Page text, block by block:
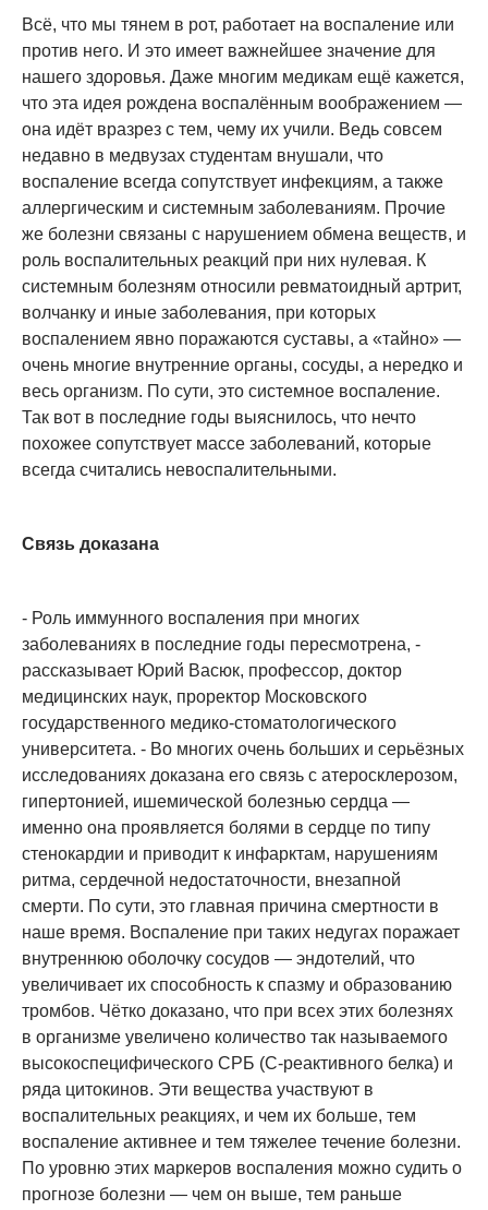
Всё, что мы тянем в рот, работает на воспаление или
против него. И это имеет важнейшее значение для
нашего здоровья. Даже многим медикам ещё кажется,
что эта идея рождена воспалённым воображением —
она идёт вразрез с тем, чему их учили. Ведь совсем
недавно в медвузах студентам внушали, что
воспаление всегда сопутствует инфекциям, а также
аллергическим и системным заболеваниям. Прочие
же болезни связаны с нарушением обмена веществ, и
роль воспалительных реакций при них нулевая. К
системным болезням относили ревматоидный артрит,
волчанку и иные заболевания, при которых
воспалением явно поражаются суставы, а «тайно» —
очень многие внутренние органы, сосуды, а нередко и
весь организм. По сути, это системное воспаление.
Так вот в последние годы выяснилось, что нечто
похожее сопутствует массе заболеваний, которые
всегда считались невоспалительными.
Связь доказана
- Роль иммунного воспаления при многих
заболеваниях в последние годы пересмотрена, -
рассказывает Юрий Васюк, профессор, доктор
медицинских наук, проректор Московского
государственного медико-стоматологического
университета. - Во многих очень больших и серьёзных
исследованиях доказана его связь с атеросклерозом,
гипертонией, ишемической болезнью сердца —
именно она проявляется болями в сердце по типу
стенокардии и приводит к инфарктам, нарушениям
ритма, сердечной недостаточности, внезапной
смерти. По сути, это главная причина смертности в
наше время. Воспаление при таких недугах поражает
внутреннюю оболочку сосудов — эндотелий, что
увеличивает их способность к спазму и образованию
тромбов. Чётко доказано, что при всех этих болезнях
в организме увеличено количество так называемого
высокоспецифического СРБ (С-реактивного белка) и
ряда цитокинов. Эти вещества участвуют в
воспалительных реакциях, и чем их больше, тем
воспаление активнее и тем тяжелее течение болезни.
По уровню этих маркеров воспаления можно судить о
прогнозе болезни — чем он выше, тем раньше